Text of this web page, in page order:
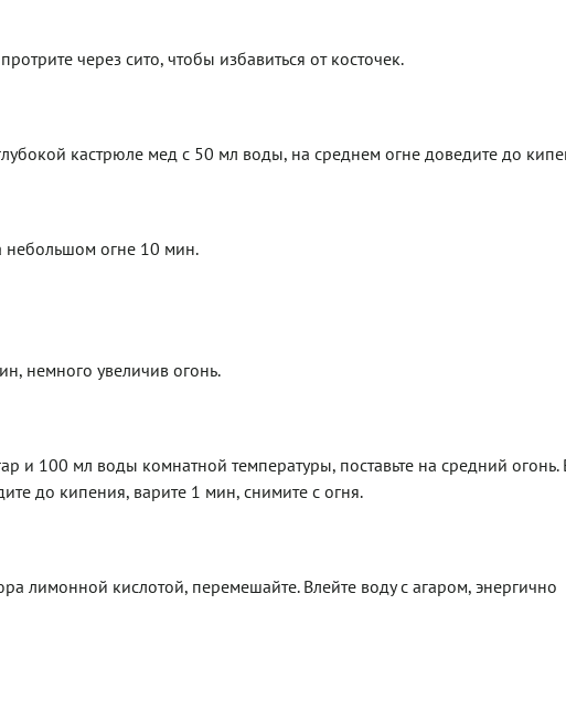
через сито, чтобы избавиться от косточек.
кастрюле мед с 50 мл воды, на среднем огне доведите до
небольшом огне 10 мин.
немного увеличив огонь.
и 100 мл воды комнатной температуры, поставьте на средний огонь.
до кипения, варите 1 мин, снимите с огня.
лимонной кислотой, перемешайте. Влейте воду с агаром, энергично